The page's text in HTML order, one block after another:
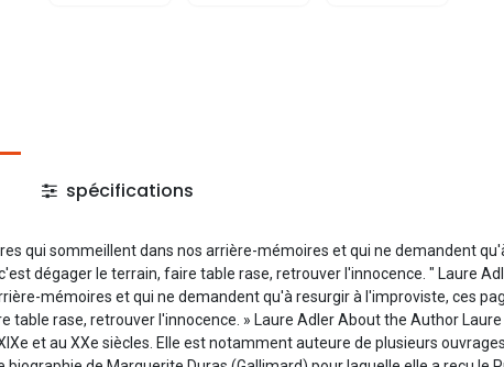
spécifications
qui sommeillent dans nos arrière-mémoires et qui ne demandent
dégager le terrain, faire table rase, retrouver l'innocence. " Laure
mémoires et qui ne demandent qu'à resurgir à l'improviste, ces
rase, retrouver l'innocence. » Laure Adler About the Author
et au XXe siècles. Elle est notamment auteure de plusieurs